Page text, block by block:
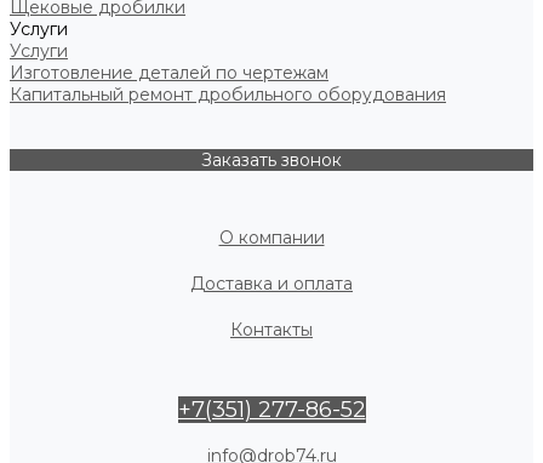
Щековые дробилки
Услуги
Услуги
Изготовление деталей по чертежам
Капитальный ремонт дробильного оборудования
Заказать звонок
О компании
Доставка и оплата
Контакты
+7(351) 277-86-52
info@drob74.ru